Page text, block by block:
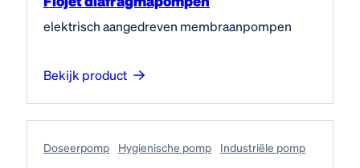
elektrisch aangedreven membraanpompen
Bekijk product
Doseerpomp Hygienische pomp Industriële pomp